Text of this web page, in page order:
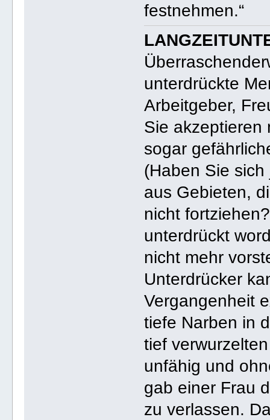
festnehmen.“
unterdrückte
Arbeitgeber,
Sie akzeptieren
sogar
(Haben Sie
aus Gebieten,
nicht
unterdrückt
nicht mehr
Unterdrücker
Vergangenheit
tiefe Narben in
tief
unfähig und
gab einer Frau
zu verlassen.